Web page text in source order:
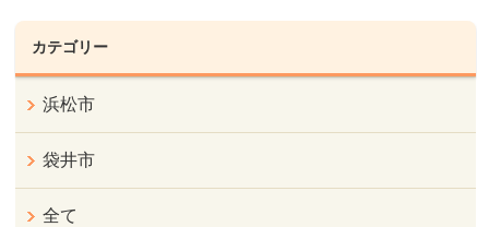
カテゴリー
浜松市
袋井市
全て